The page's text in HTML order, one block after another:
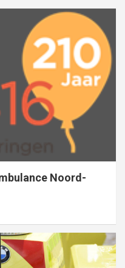
Noord-